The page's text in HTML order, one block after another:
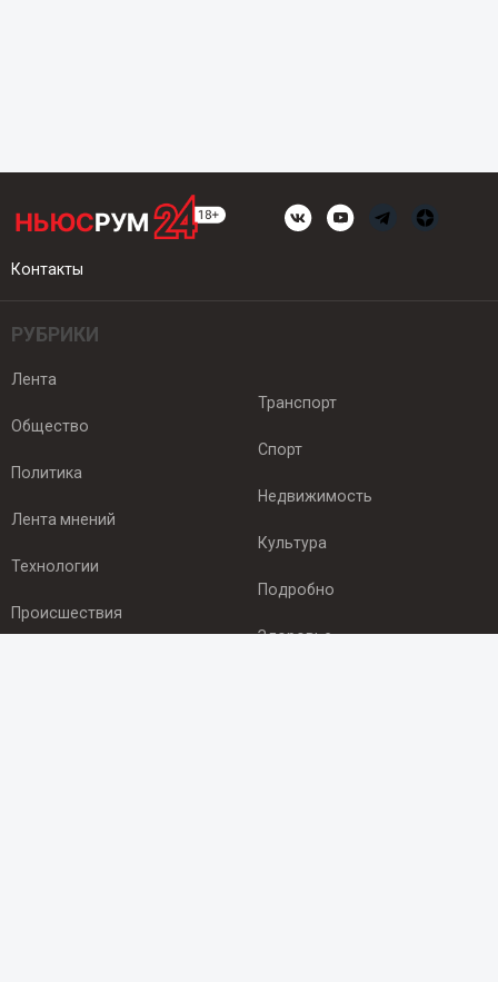
Контакты
РУБРИКИ
Лента
Общество
Политика
Лента мнений
Технологии
Происшествия
Транспорт
Спорт
Недвижимость
Культура
Подробно
Здоровье